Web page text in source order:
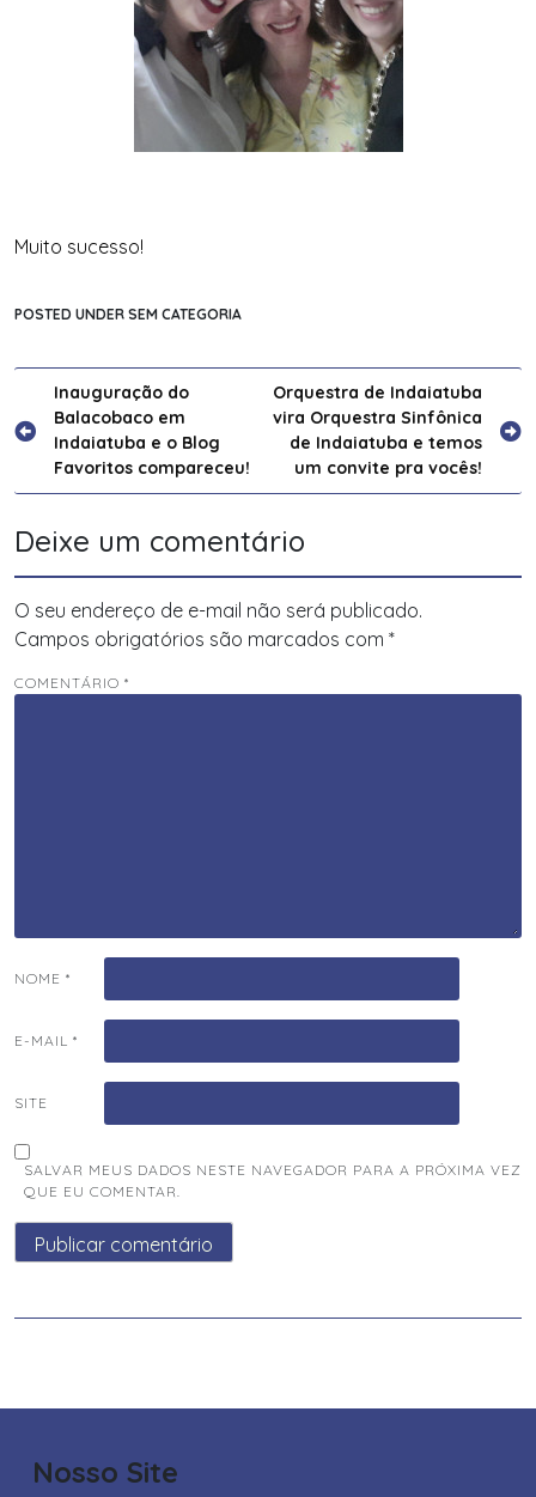
Muito sucesso!
POSTED UNDER SEM CATEGORIA
Navegação
de
Post
Inauguração do
Balacobaco em
Indaiatuba e o Blog
Favoritos compareceu!
Orquestra de Indaiatuba
vira Orquestra Sinfônica
de Indaiatuba e temos
um convite pra vocês!
Deixe um comentário
O seu endereço de e-mail não será publicado.
Campos obrigatórios são marcados com *
COMENTÁRIO *
NOME *
E-MAIL *
SITE
SALVAR MEUS DADOS NESTE NAVEGADOR PARA A PRÓXIMA VEZ
QUE EU COMENTAR.
Nosso Site